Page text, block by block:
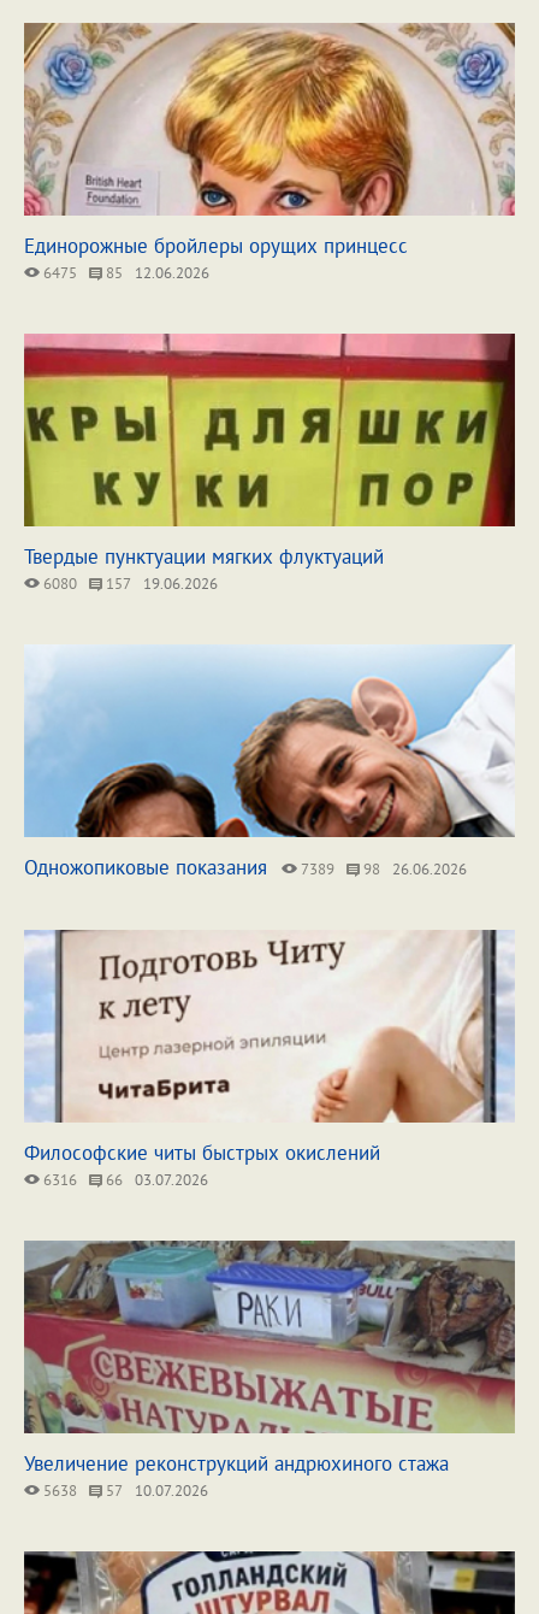
Единорожные бройлеры орущих принцесс
6475 85 12.06.2026
Твердые пунктуации мягких флуктуаций
6080 157 19.06.2026
Одножопиковые показания 7389 98 26.06.2026
Философские читы быстрых окислений
6316 66 03.07.2026
Увеличение реконструкций андрюхиного стажа
5638 57 10.07.2026